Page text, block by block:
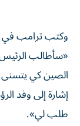
وكتب ترامب
«سأطالب الرئيس
الصين كي يتسنى
إشارة إلى ‌وفد
طلب لي».